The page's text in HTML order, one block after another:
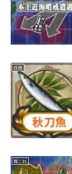
任務
艦これ